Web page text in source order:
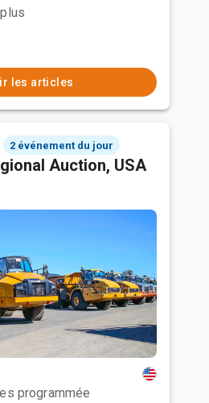
les articles
2 événement du jour
Auction, USA
programmée